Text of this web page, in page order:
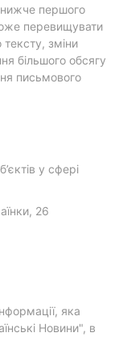
першого
перевищувати
тексту, зміни
більшого обсягу
письмового
у сфері
26
яка
Новини", в